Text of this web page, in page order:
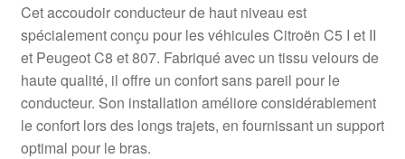
Cet accoudoir conducteur de haut niveau est
spécialement conçu pour les véhicules Citroën C5 I et II
et Peugeot C8 et 807. Fabriqué avec un tissu velours de
haute qualité, il offre un confort sans pareil pour le
conducteur. Son installation améliore considérablement
le confort lors des longs trajets, en fournissant un support
optimal pour le bras.